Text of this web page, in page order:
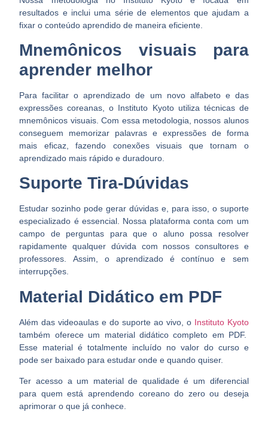
resultados e inclui uma série de elementos que ajudam a
fixar o conteúdo aprendido de maneira eficiente.
Mnemônicos visuais para
aprender melhor
Para facilitar o aprendizado de um novo alfabeto e das
expressões coreanas, o Instituto Kyoto utiliza técnicas de
mnemônicos visuais. Com essa metodologia, nossos alunos
conseguem memorizar palavras e expressões de forma
mais eficaz, fazendo conexões visuais que tornam o
aprendizado mais rápido e duradouro.
Suporte Tira-Dúvidas
Estudar sozinho pode gerar dúvidas e, para isso, o suporte
especializado é essencial. Nossa plataforma conta com um
campo de perguntas para que o aluno possa resolver
rapidamente qualquer dúvida com nossos consultores e
professores. Assim, o aprendizado é contínuo e sem
interrupções.
Material Didático em PDF
Além das videoaulas e do suporte ao vivo, o Instituto Kyoto
também oferece um material didático completo em PDF.
Esse material é totalmente incluído no valor do curso e
pode ser baixado para estudar onde e quando quiser.
Ter acesso a um material de qualidade é um diferencial
para quem está aprendendo coreano do zero ou deseja
aprimorar o que já conhece.